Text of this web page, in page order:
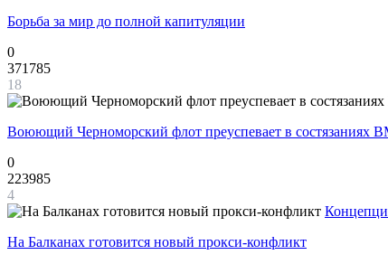
Борьба за мир до полной капитуляции
0
371785
18
Воюющий Черноморский флот преуспевает в состязаниях
0
223985
4
На Балканах готовится новый прокси-конфликт